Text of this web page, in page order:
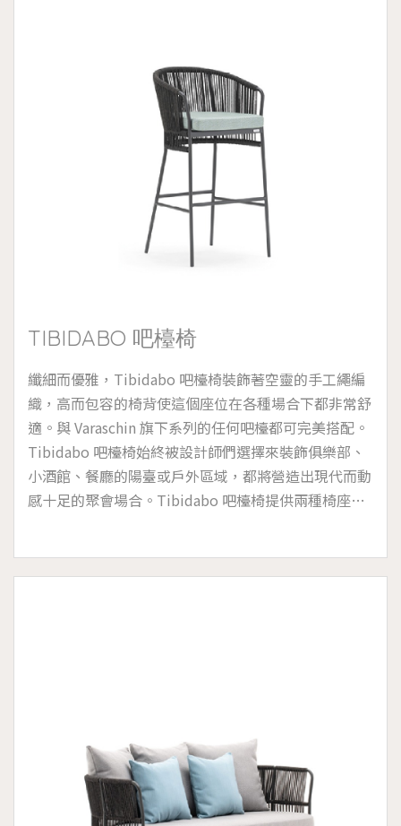
TIBIDABO 吧檯椅
纖細而優雅，Tibidabo 吧檯椅裝飾著空靈的手工繩編
織，高而包容的椅背使這個座位在各種場合下都非常舒
適。與 Varaschin 旗下系列的任何吧檯都可完美搭配。
Tibidabo 吧檯椅始終被設計師們選擇來裝飾俱樂部、
小酒館、餐廳的陽臺或戶外區域，都將營造出現代而動
感十足的聚會場合。Tibidabo 吧檯椅提供兩種椅座墊